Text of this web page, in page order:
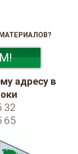
адресу в
32
65